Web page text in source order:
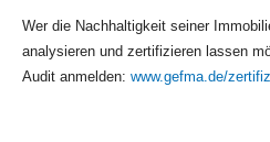
Wer die Nachhaltigkeit seiner
analysieren und zertifizieren lassen
Audit anmelden: www.gefma.de/